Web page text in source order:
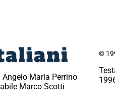
Maria Perrino
Marco Scotti
©